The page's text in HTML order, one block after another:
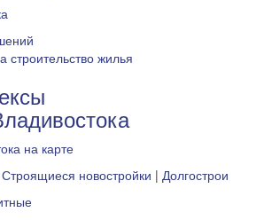
строительство жилья
на карте
Строящиеся новостройки | Долгострои